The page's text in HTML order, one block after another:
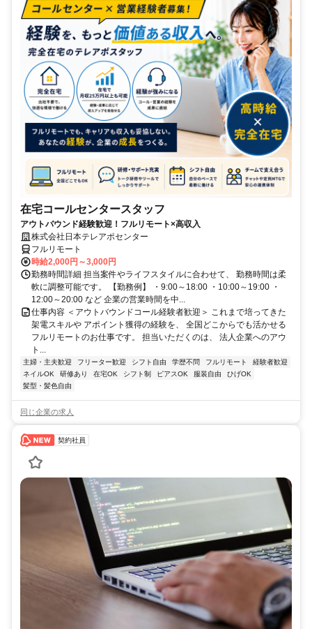
在宅コールセンタースタッフ
アウトバウンド経験歓迎！フルリモート×高収入
株式会社日本テレアポセンター
フルリモート
時給2,000円～3,000円
勤務時間詳細 担当案件やライフスタイルに合わせて、 勤務時間は柔
軟に調整可能です。 【勤務例】 ・9:00～18:00 ・10:00～19:00 ・
12:00～20:00 など 企業の営業時間を中...
仕事内容 ＜アウトバウンドコール経験者歓迎＞ これまで培ってきた
架電スキルや アポイント獲得の経験を、 全国どこからでも活かせる
フルリモートのお仕事です。 担当いただくのは、 法人企業へのアウ
ト...
主婦・主夫歓迎 フリーター歓迎 シフト自由 学歴不問 フルリモート
経験者歓迎
ネイルOK
研修あり 在宅OK シフト制 ピアスOK 服装自由
ひげOK
髪型・髪色自由
同じ企業の求人
契約社員